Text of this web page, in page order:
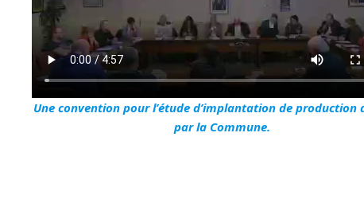
Une convention pour l’étude d’implantation de production
par la Commune.